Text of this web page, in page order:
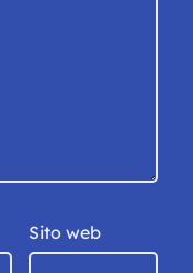
Sito web